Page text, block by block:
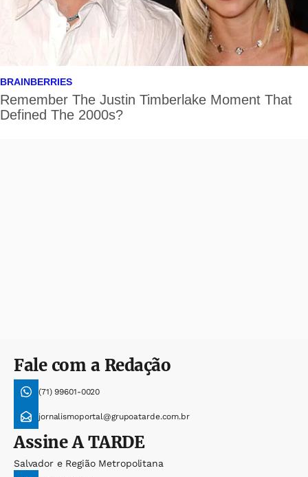
Fale com a Redação
(71) 99601-0020
jornalismoportal@grupoatarde.com.br
AssineA TARDE
Salvador e Região Metropolitana